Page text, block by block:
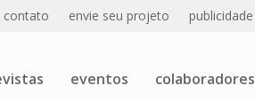
contato envie seu projeto publicidade
eventos colaboradores